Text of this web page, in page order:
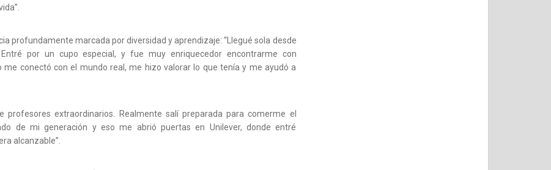
profundamente marcada por diversidad y aprendizaje: “Llegué sola desde
por un cupo especial, y fue muy enriquecedor encontrarme con
conectó con el mundo real, me hizo valorar lo que tenía y me ayudó a
profesores extraordinarios. Realmente salí preparada para comerme el
de mi generación y eso me abrió puertas en Unilever, donde entré
alcanzable”.